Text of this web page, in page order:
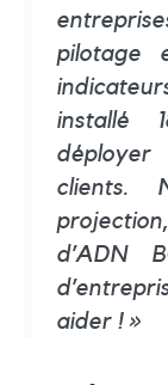
pilotage
installé
déployer
clients.
d’ADN
aider ! »